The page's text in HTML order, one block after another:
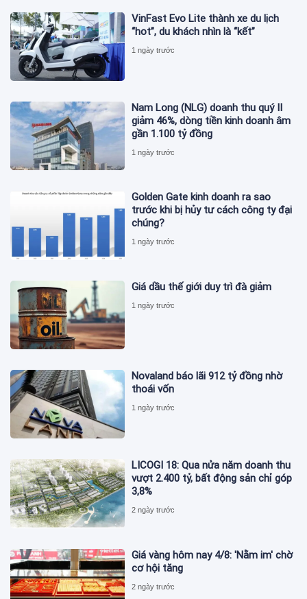
VinFast Evo Lite thành xe du lịch
“hot”, du khách nhìn là “kết”
1 ngày trước
Nam Long (NLG) doanh thu quý II
giảm 46%, dòng tiền kinh doanh âm
gần 1.100 tỷ đồng
1 ngày trước
Golden Gate kinh doanh ra sao
trước khi bị hủy tư cách công ty đại
chúng?
1 ngày trước
Giá dầu thế giới duy trì đà giảm
1 ngày trước
Novaland báo lãi 912 tỷ đồng nhờ
thoái vốn
1 ngày trước
LICOGI 18: Qua nửa năm doanh thu
vượt 2.400 tỷ, bất động sản chỉ góp
3,8%
2 ngày trước
Giá vàng hôm nay 4/8: 'Nằm im' chờ
cơ hội tăng
2 ngày trước